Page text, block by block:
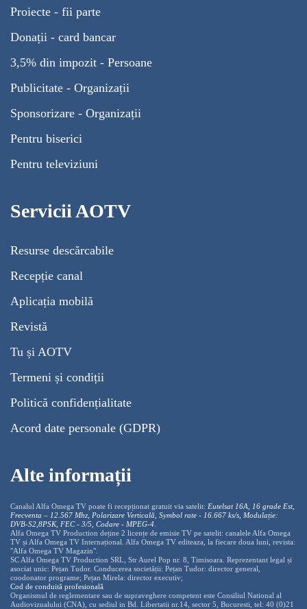
Proiecte - fii parte
Donații - card bancar
3,5% din impozit - Persoane
Publicitate - Organizații
Sponsorizare - Organizații
Pentru biserici
Pentru televiziuni
Servicii AOTV
Resurse descărcabile
Recepție canal
Aplicația mobilă
Revistă
Tu și AOTV
Termeni și condiții
Politică confidențialitate
Acord date personale (GDPR)
Alte informații
Canalul Alfa Omega TV poate fi recepționat gratuit via satelit: Eutelsat 16A, 16 grade Est,
Frecventa – 12.567 Mhz, Polarizare Verticală, Symbol rate - 16.667 ks/s, Modulație:
DVB-S2,8PSK, FEC - 3/5, Codare - MPEG-4
Alfa Omega TV Production deține 2 licențe de emisie TV pe satelit: canalele Alfa Omega
TV și Alfa Omega TV Internațional. Alfa Omega TV editeaza, la fiecare doua luni, revista:
"Alfa Omega TV Magazin".
SC Alfa Omega TV Production SRL, Str Aurel Pop nr. 8, Timisoara. Reprezentant legal și
asociat unic: Pețan Tudor. Conducerea societății: Pețan Tudor: director general,
coodonator programe; Pețan Mirela: director executiv;
Cod de conduită profesională
Organismul de reglementare sau de supraveghere competent este Consiliul National al
Audiovizualului (CNA), cu sediul in Bd. Libertatii nr.14, sector 5, Bucuresti, tel: 40 (0)21